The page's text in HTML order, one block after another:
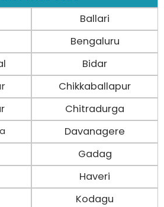
Ballari
Bengaluru
Bidar
Chikkaballapur
Chitradurga
Davanagere
Gadag
Haveri
Kodagu